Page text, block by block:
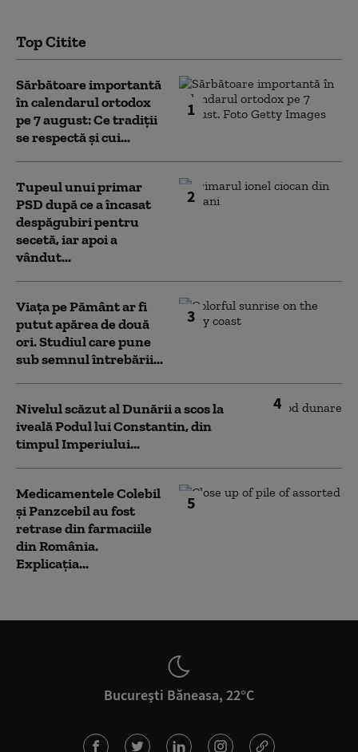
Top Citite
1
Sărbătoare importantă
în calendarul ortodox
pe 7 august: Ce tradiții
se respectă și cui...
2
Tupeul unui primar
PSD după ce a încasat
despăgubiri pentru
secetă, iar apoi a
vândut...
3
Viața pe Pământ ar fi
putut apărea de două
ori. Studiul care pune
sub semnul întrebării...
4
Nivelul scăzut al Dunării a scos la
iveală Podul lui Constantin, din
timpul Imperiului...
5
Medicamentele Colebil
și Panzcebil au fost
retrase din farmaciile
din România.
Explicația...
București Băneasa, 22°C